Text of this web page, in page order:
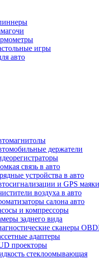
игры
авто
держатели
связь в авто
устройства в авто
и GPS маяки
воздуха в авто
салона авто
и компрессоры
заднего вида
сканеры
адаптеры
проекторы
стеклоомывающая